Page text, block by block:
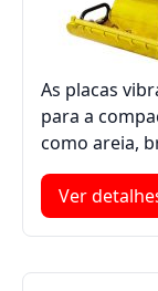
As placas
para a
como areia,
Ver